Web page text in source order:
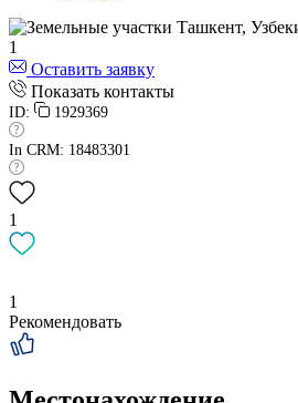
1
Оставить заявку
Показать контакты
ID: 1929369
In CRM: 18483301
1
1
Рекомендовать